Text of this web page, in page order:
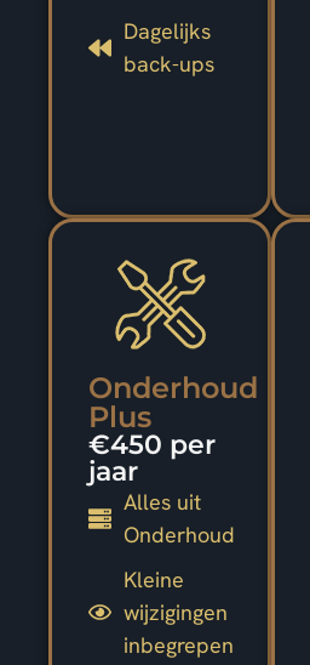
Dagelijks
back-ups
Onderhoud
Plus
€450 per
jaar
Alles uit
Onderhoud
Kleine
wijzigingen
inbegrepen